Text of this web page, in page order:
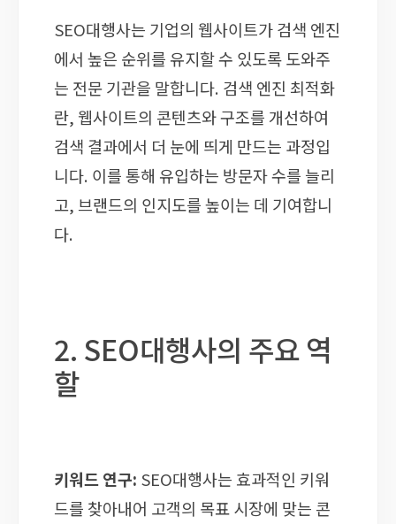
SEO대행사는 기업의 웹사이트가 검색 엔진
에서 높은 순위를 유지할 수 있도록 도와주
는 전문 기관을 말합니다. 검색 엔진 최적화
란, 웹사이트의 콘텐츠와 구조를 개선하여
검색 결과에서 더 눈에 띄게 만드는 과정입
니다. 이를 통해 유입하는 방문자 수를 늘리
고, 브랜드의 인지도를 높이는 데 기여합니
다.
2. SEO대행사의 주요 역
할
키워드 연구: SEO대행사는 효과적인 키워
드를 찾아내어 고객의 목표 시장에 맞는 콘